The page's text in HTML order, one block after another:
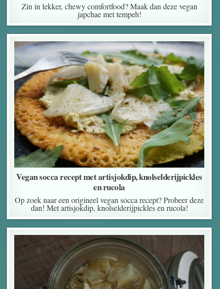
Zin in lekker, chewy comfortfood? Maak dan deze vegan
japchae met tempeh!
Vegan socca recept met artisjokdip, knolselderijpickles
en rucola
Op zoek naar een origineel vegan socca recept? Probeer deze
dan! Met artisjokdip, knolselderijpickles en rucola!